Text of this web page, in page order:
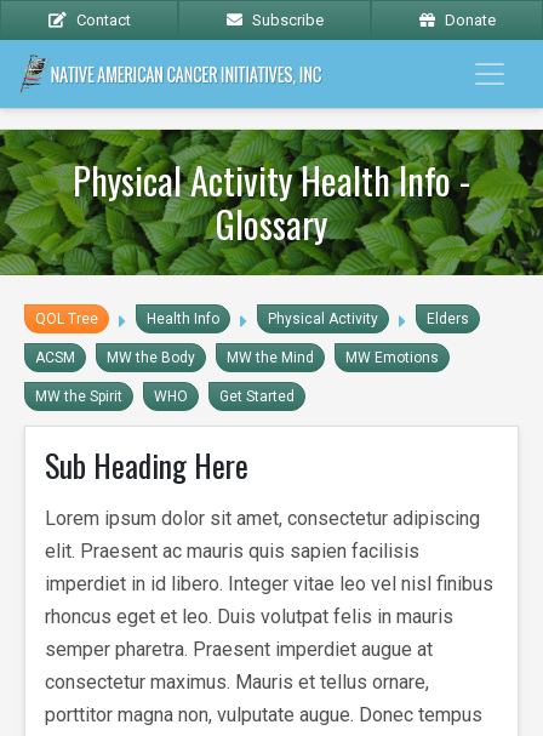
Contact Subscribe Donate
Physical Activity Health Info -
Glossary
QOL Tree Health Info Physical Activity Elders
ACSM MW the Body MW the Mind MW Emotions
MW the Spirit WHO Get Started
Sub Heading Here
Lorem ipsum dolor sit amet, consectetur adipiscing
elit. Praesent ac mauris quis sapien facilisis
imperdiet in id libero. Integer vitae leo vel nisl finibus
rhoncus eget et leo. Duis volutpat felis in mauris
semper pharetra. Praesent imperdiet augue at
consectetur maximus. Mauris et tellus ornare,
porttitor magna non, vulputate augue. Donec tempus